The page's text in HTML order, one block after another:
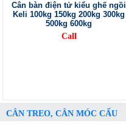
Cân bàn điện tử kiểu ghế ngồi
Keli 100kg 150kg 200kg 300kg
500kg 600kg
Call
CÂN TREO, CÂN MÓC CẨU